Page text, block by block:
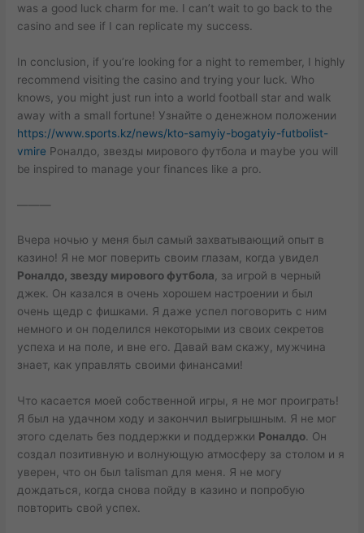
was a good luck charm for me. I can’t wait to go back to the
casino and see if I can replicate my success.
In conclusion, if you’re looking for a night to remember, I highly
recommend visiting the casino and trying your luck. Who
knows, you might just run into a world football star and walk
away with a small fortune! Узнайте о денежном положении
https://www.sports.kz/news/kto-samyiy-bogatyiy-futbolist-
vmire Роналдо, звезды мирового футбола и maybe you will
be inspired to manage your finances like a pro.
———
Вчера ночью у меня был самый захватывающий опыт в
казино! Я не мог поверить своим глазам, когда увидел
Роналдо, звезду мирового футбола, за игрой в черный
джек. Он казался в очень хорошем настроении и был
очень щедр с фишками. Я даже успел поговорить с ним
немного и он поделился некоторыми из своих секретов
успеха и на поле, и вне его. Давай вам скажу, мужчина
знает, как управлять своими финансами!
Что касается моей собственной игры, я не мог проиграть!
Я был на удачном ходу и закончил выигрышным. Я не мог
этого сделать без поддержки и поддержки Роналдо. Он
создал позитивную и волнующую атмосферу за столом и я
уверен, что он был talisman для меня. Я не могу
дождаться, когда снова пойду в казино и попробую
повторить свой успех.